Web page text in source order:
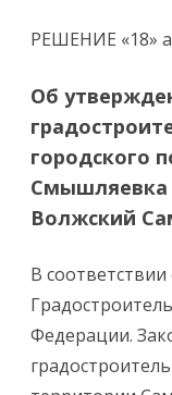
РЕШЕНИЕ «18»
Об
городского
Смышляевка
Волжский
В
Федерации.